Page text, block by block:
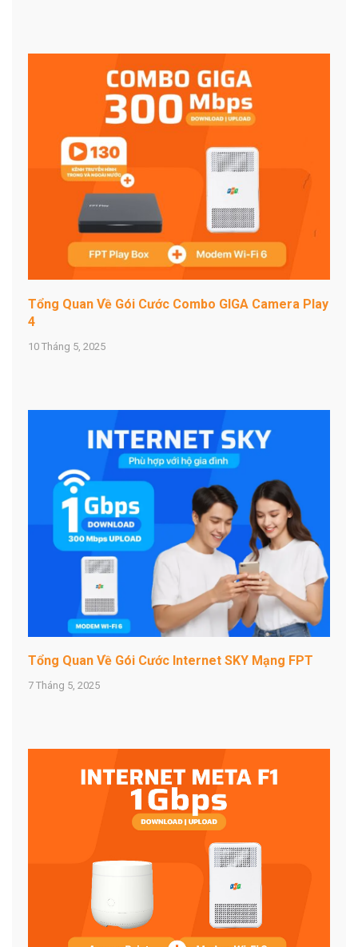
Tổng Quan Về Gói Cước Combo GIGA Camera Play
4
10 Tháng 5, 2025
Tổng Quan Về Gói Cước Internet SKY Mạng FPT
7 Tháng 5, 2025